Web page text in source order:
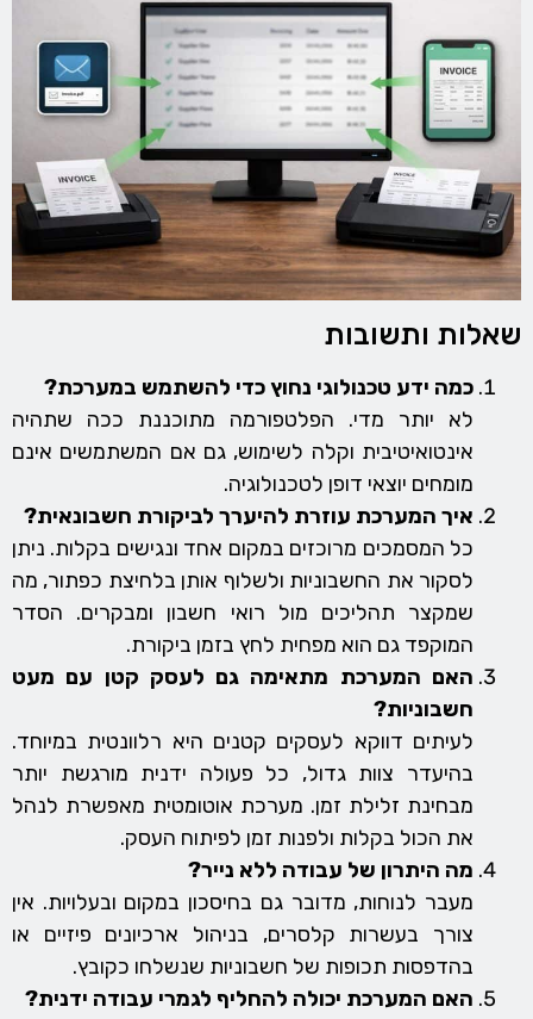
שאלות ותשובות
כמה ידע טכנולוגי נחוץ כדי להשתמש במערכת?
לא יותר מדי. הפלטפורמה מתוכננת ככה שתהיה
אינטואיטיבית וקלה לשימוש, גם אם המשתמשים אינם
מומחים יוצאי דופן לטכנולוגיה.
איך המערכת עוזרת להיערך לביקורת חשבונאית?
כל המסמכים מרוכזים במקום אחד ונגישים בקלות. ניתן
לסקור את החשבוניות ולשלוף אותן בלחיצת כפתור, מה
שמקצר תהליכים מול רואי חשבון ומבקרים. הסדר
המוקפד גם הוא מפחית לחץ בזמן ביקורת.
האם המערכת מתאימה גם לעסק קטן עם מעט
חשבוניות?
לעיתים דווקא לעסקים קטנים היא רלוונטית במיוחד.
בהיעדר צוות גדול, כל פעולה ידנית מורגשת יותר
מבחינת זלילת זמן. מערכת אוטומטית מאפשרת לנהל
את הכול בקלות ולפנות זמן לפיתוח העסק.
מה היתרון של עבודה ללא נייר?
מעבר לנוחות, מדובר גם בחיסכון במקום ובעלויות. אין
צורך בעשרות קלסרים, בניהול ארכיונים פיזיים או
בהדפסות תכופות של חשבוניות שנשלחו כקובץ.
האם המערכת יכולה להחליף לגמרי עבודה ידנית?